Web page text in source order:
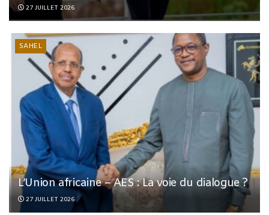
27 JUILLET 2026
SAHEL
L’Union africaine – AES : La voie du dialogue ?
27 JUILLET 2026